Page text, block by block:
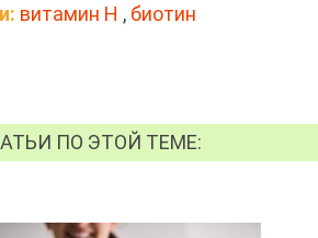
витамин H , биотин
ПО ЭТОЙ ТЕМЕ: